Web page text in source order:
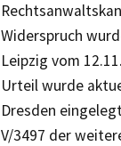
Widerspruch
Leipzig vom
Urteil wurde
Dresden
V/3497 der